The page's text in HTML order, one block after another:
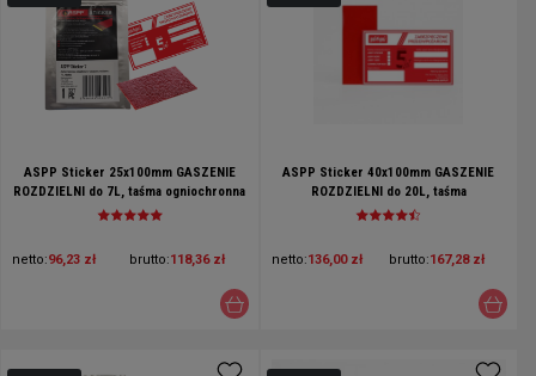
ASPP Sticker 25x100mm GASZENIE
ROZDZIELNI do 7L, taśma ogniochronna
w blistrze, plaster ppoż do
netto:96,23 zł brutto:118,36 zł
ASPP Sticker 40x100mm GASZENIE
ROZDZIELNI do 20L, taśma
ogniochronna, plaster ppoż do
netto:136,00 zł brutto:167,28 zł